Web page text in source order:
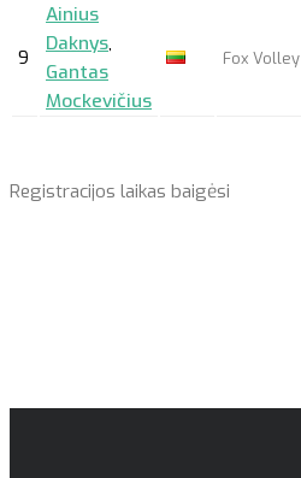
9
Ainius
Daknys,
Gantas
Mockevičius
Fox Volley
Registracijos laikas baigėsi